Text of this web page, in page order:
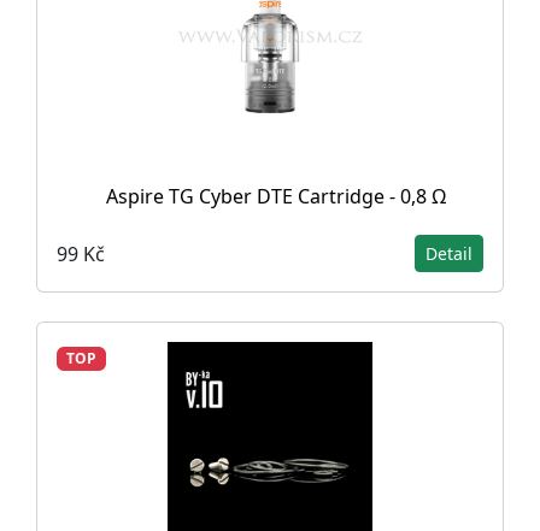
Aspire TG Cyber DTE Cartridge - 0,8 Ω
99 Kč Detail
TOP